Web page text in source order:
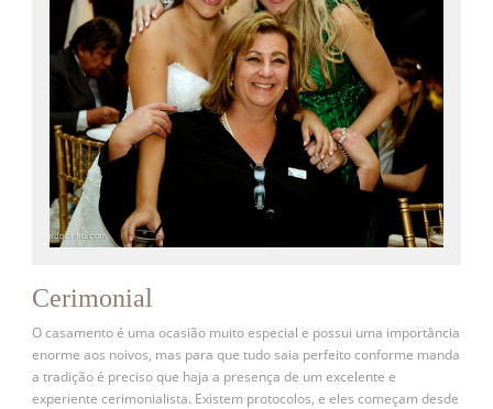
Cerimonial
O casamento é uma ocasião muito especial e possui uma importância
enorme aos noivos, mas para que tudo saia perfeito conforme manda
a tradição é preciso que haja a presença de um excelente e
experiente cerimonialista. Existem protocolos, e eles começam desde